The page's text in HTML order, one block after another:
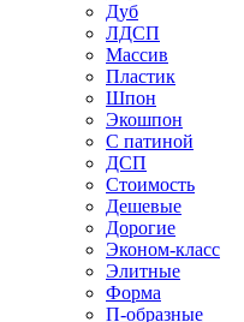
Дуб
ЛДСП
Массив
Пластик
Шпон
Экошпон
С патиной
ДСП
Стоимость
Дешевые
Дорогие
Эконом-класс
Элитные
Форма
П-образные